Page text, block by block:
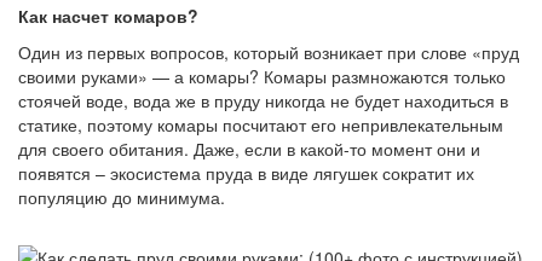
Как насчет комаров?
Один из первых вопросов, который возникает при слове «пруд
своими руками» — а комары? Комары размножаются только
стоячей воде, вода же в пруду никогда не будет находиться в
статике, поэтому комары посчитают его непривлекательным
для своего обитания. Даже, если в какой-то момент они и
появятся – экосистема пруда в виде лягушек сократит их
популяцию до минимума.